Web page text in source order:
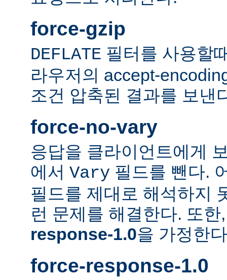
force-gzip
DEFLATE 필터를 사용할
라우저의 accept-
조건 압축된 결과를 보낸
force-no-vary
응답을 클라이언트에게
에서 Vary 필드를 뺀다.
필드를 제대로 해석하지
런 문제를 해결한다. 또
response-1.0을 가정한
force-response-1.0